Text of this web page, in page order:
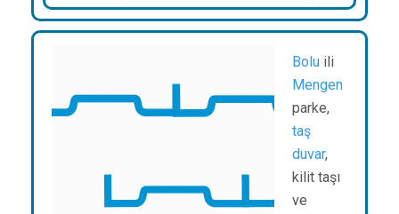
Bolu ili
Mengen
parke,
taş
duvar,
kilit taşı
ve